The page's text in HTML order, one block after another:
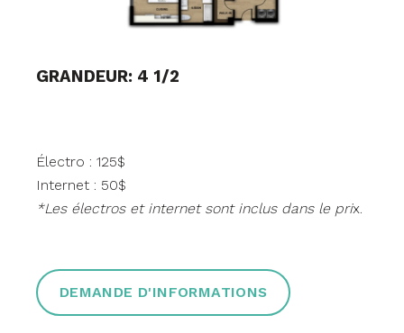
GRANDEUR: 4 1/2
Électro : 125$
Internet : 50$
*Les électros et internet sont inclus dans le prix.
DEMANDE D'INFORMATIONS